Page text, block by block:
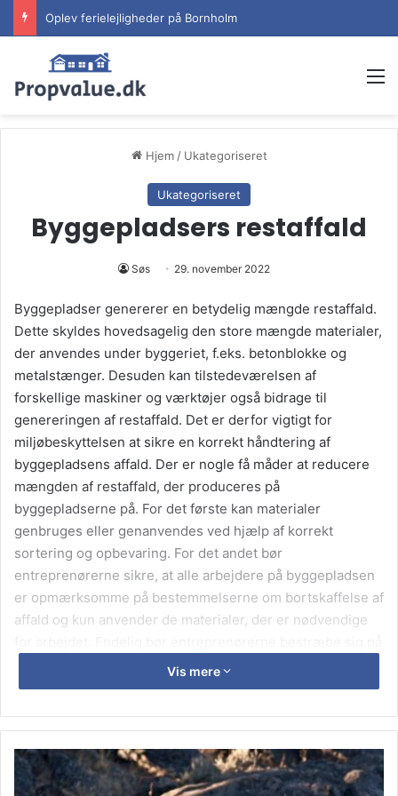
Oplev ferielejligheder på Bornholm
Hjem / Ukategoriseret
Ukategoriseret
Byggepladsers restaffald
Søs 29. november 2022
Byggepladser genererer en betydelig mængde restaffald.
Dette skyldes hovedsagelig den store mængde materialer,
der anvendes under byggeriet, f.eks. betonblokke og
metalstænger. Desuden kan tilstedeværelsen af
forskellige maskiner og værktøjer også bidrage til
genereringen af restaffald. Det er derfor vigtigt for
miljøbeskyttelsen at sikre en korrekt håndtering af
byggepladsens affald. Der er nogle få måder at reducere
mængden af restaffald, der produceres på
byggepladserne på. For det første kan materialer
genbruges eller genanvendes ved hjælp af korrekt
sortering og opbevaring. For det andet bør
entreprenørerne sikre, at alle arbejdere på byggepladsen
er opmærksomme på bestemmelserne om bortskaffelse af
affald og kun anvender de materialer, der er nødvendige
at anvende materialer, der er holdbare og kræver minimal
vedligeholdelse. På denne måde kan de reducere behovet
reducere mængden af restaffald. Ved at tage disse skridt
kan byggepladserne være med til at reducere deres
miljømæssige fodaftryk og sikre, at deres projekter bliver
Vis mere
Sådan
vælger